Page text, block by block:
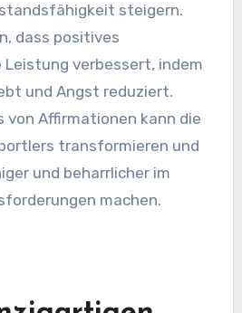
steigern.
dass positives
Leistung verbessert, indem
und Angst reduziert.
von Affirmationen kann die
transformieren und
und beharrlicher im
machen.